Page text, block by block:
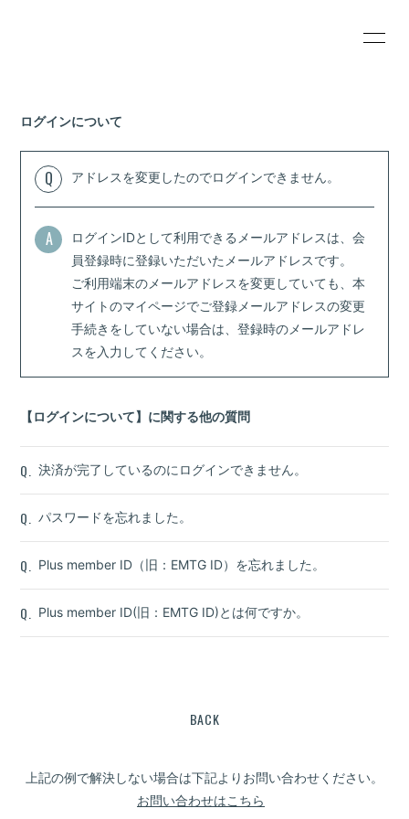
SCHEDULE
VIDEO
DISCOGRAPHY
Wezzy's SHOP
CONTACT
BLOG
PHOTO
無料会員登録 ログイン
ログインについて
Q アドレスを変更したのでログインできません。
A
ログインIDとして利用できるメールアドレスは、会
員登録時に登録いただいたメールアドレスです。
ご利用端末のメールアドレスを変更していても、本
サイトのマイページでご登録メールアドレスの変更
手続きをしていない場合は、登録時のメールアドレ
スを入力してください。
【ログインについて】に関する他の質問
Q. 決済が完了しているのにログインできません。
Q. パスワードを忘れました。
Q. Plus member ID（旧：EMTG ID）を忘れました。
Q. Plus member ID(旧：EMTG ID)とは何ですか。
BACK
上記の例で解決しない場合は下記よりお問い合わせください。
お問い合わせはこちら